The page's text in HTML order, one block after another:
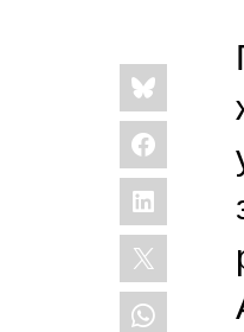
Share
this:
Bluesky
Facebook
LinkedIn
X